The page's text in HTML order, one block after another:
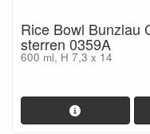
Rice Bowl Bunzlau
sterren 0359A
600 ml, H 7,3 x 14